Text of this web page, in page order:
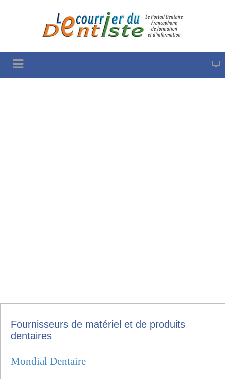
Fournisseurs de matériel et de produits
dentaires
Mondial Dentaire